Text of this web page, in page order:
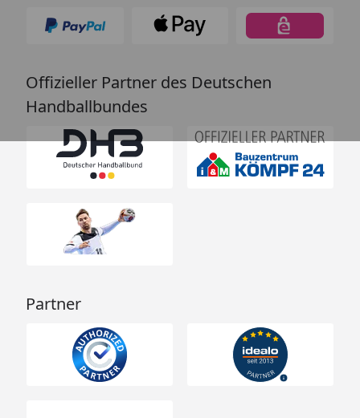
Offizieller Partner des Deutschen
Handballbundes
Partner